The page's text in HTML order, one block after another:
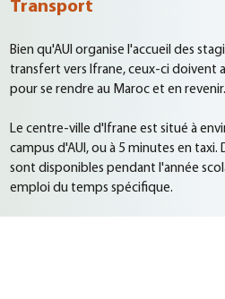
Transport
Bien qu'AUI organise l'accueil des
transfert vers Ifrane, ceux-ci doivent
pour se rendre au Maroc et en revenir.
Le centre-ville d'Ifrane est situé à
campus d'AUI, ou à 5 minutes en taxi.
sont disponibles pendant l'année
emploi du temps spécifique.